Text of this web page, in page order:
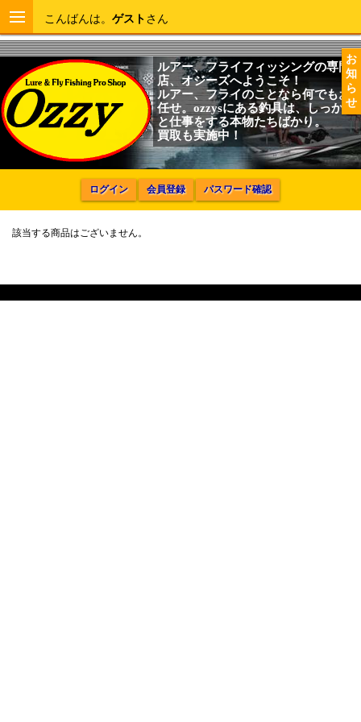
お
知
ら
せ
こんばんは。 ゲスト さん
ルアー、フライフィッシングの専門
店、オジーズへようこそ！
ルアー、フライのことなら何でもお
任せ。ozzysにある釣具は、しっかり
と仕事をする本物たちばかり。
買取も実施中！
ログイン 会員登録 パスワード確認
該当する商品はございません。